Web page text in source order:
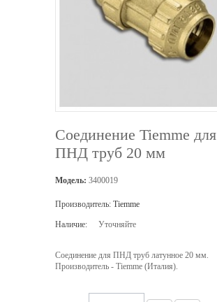
Соединение Tiemme для
ПНД труб 20 мм
Модель: 3400019
Производитель: Tiemme
Наличие: Уточняйте
Соединение для ПНД труб латунное 20 мм.
Производитель - Tiemme (Италия).